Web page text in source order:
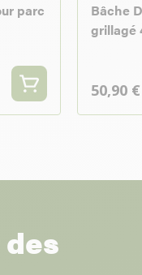
parc
Bâche
grillagé
50,90 €